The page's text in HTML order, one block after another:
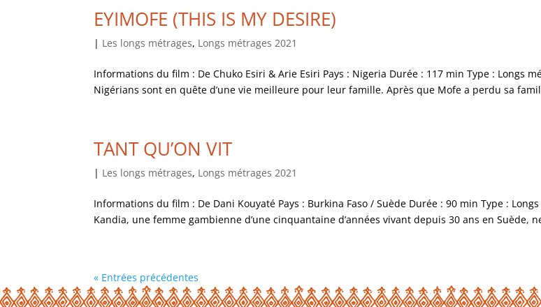
EYIMOFE (THIS IS MY DESIRE)
| Les longs métrages, Longs métrages 2021
Informations du film : De Chuko Esiri & Arie Esiri Pays : Nigeria Durée : 117 min Type : Longs
Nigérians sont en quête d’une vie meilleure pour leur famille. Après que Mofe a perdu sa
TANT QU’ON VIT
| Les longs métrages, Longs métrages 2021
Informations du film : De Dani Kouyaté Pays : Burkina Faso / Suède Durée : 90 min Type :
Kandia, une femme gambienne d’une cinquantaine d’années vivant depuis 30 ans en Suède,
« Entrées précédentes